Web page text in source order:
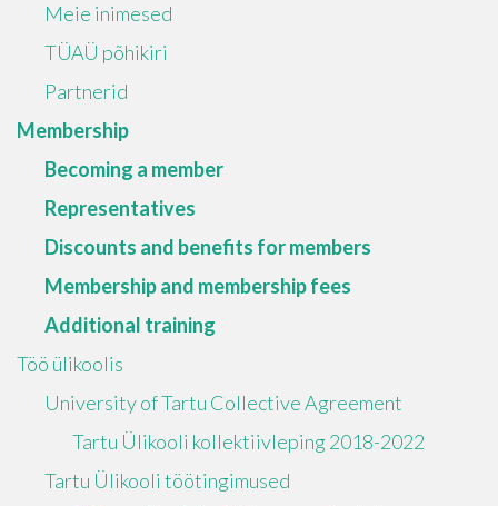
Meie inimesed
TÜAÜ põhikiri
Partnerid
Membership
Becoming a member
Representatives
Discounts and benefits for members
Membership and membership fees
Additional training
Töö ülikoolis
University of Tartu Collective Agreement
Tartu Ülikooli kollektiivleping 2018-2022
Tartu Ülikooli töötingimused